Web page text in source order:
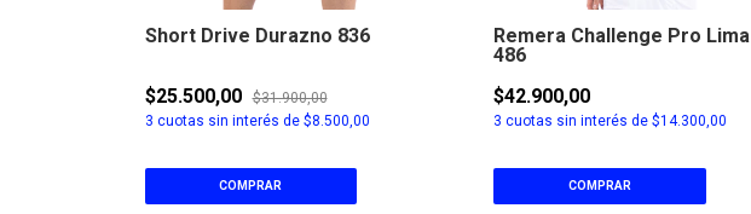
Short Drive Durazno 836
$25.500,00
$31.900,00
3 cuotas sin interés de $8.500,00
COMPRAR
Remera Challenge Pro Lima
486
$42.900,00
3 cuotas sin interés de$14.300,00
COMPRAR